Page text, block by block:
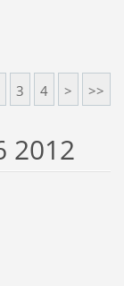
3 4 > >>
2012